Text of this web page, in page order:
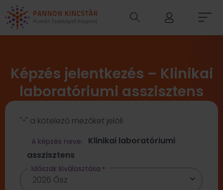
Képzés jelentkezés – Klinikai
laboratóriumi asszisztens
"*" a kötelező mezőket jelöli
A képzés neve:
Klinikai laboratóriumi
asszisztens
Időszak kiválasztása *